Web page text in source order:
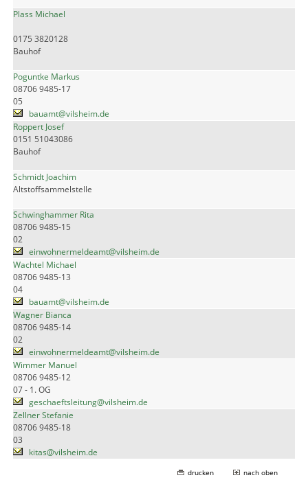
Plass Michael
0175 3820128
Bauhof
Poguntke Markus
08706 9485-17
05
bauamt@vilsheim.de
Roppert Josef
0151 51043086
Bauhof
Schmidt Joachim
Altstoffsammelstelle
Schwinghammer Rita
08706 9485-15
02
einwohnermeldeamt@vilsheim.de
Wachtel Michael
08706 9485-13
04
bauamt@vilsheim.de
Wagner Bianca
08706 9485-14
02
einwohnermeldeamt@vilsheim.de
Wimmer Manuel
08706 9485-12
07 - 1. OG
geschaeftsleitung@vilsheim.de
Zellner Stefanie
08706 9485-18
03
kitas@vilsheim.de
drucken nach oben